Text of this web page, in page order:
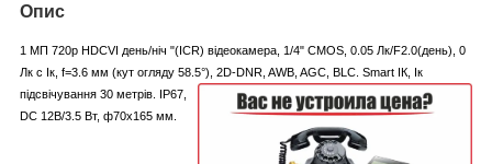
Опис
1 МП 720p HDCVI день/ніч "(ICR) відеокамера, 1/4" CMOS, 0.05 Лк/F2.0(день), 0
Лк c Ік, f=3.6 мм (кут огляду 58.5°), 2D-DNR, AWB, AGC, BLC. Smart ІК, Ік
підсвічування 30 метрів. IP67,
DC 12В/3.5 Вт, ф70х165 мм.